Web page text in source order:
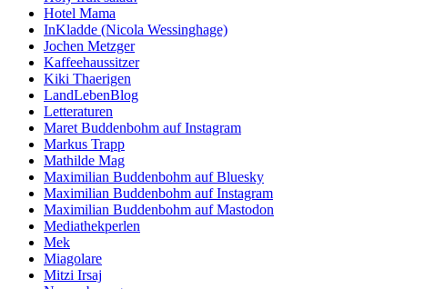
Hotel Mama
InKladde (Nicola Wessinghage)
Jochen Metzger
Kaffeehaussitzer
Kiki Thaerigen
LandLebenBlog
Letteraturen
Maret Buddenbohm auf Instagram
Markus Trapp
Mathilde Mag
Maximilian Buddenbohm auf Bluesky
Maximilian Buddenbohm auf Instagram
Maximilian Buddenbohm auf Mastodon
Mediathekperlen
Mek
Miagolare
Mitzi Irsaj